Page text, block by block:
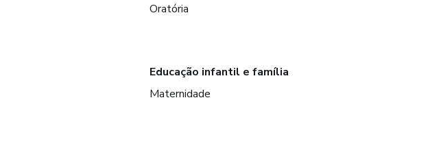
Oratória
Educação infantil e família
Maternidade